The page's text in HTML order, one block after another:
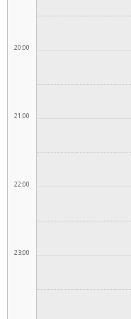
20:00
21:00
22:00
23:00